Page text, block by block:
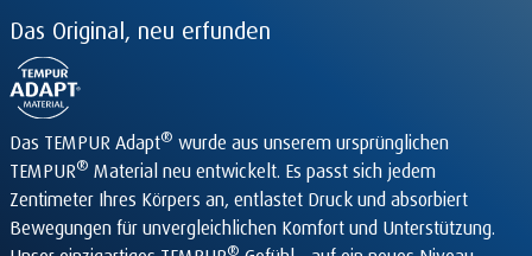
Das Original, neu erfunden
Das TEMPUR Adapt® wurde aus unserem ursprünglichen
TEMPUR® Material neu entwickelt. Es passt sich jedem
Zentimeter Ihres Körpers an, entlastet Druck und absorbiert
Bewegungen für unvergleichlichen Komfort und Unterstützung.
®